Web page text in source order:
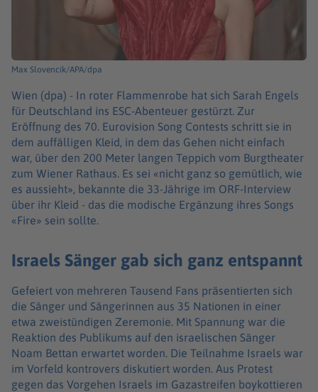
Max Slovencik/APA/dpa
Wien (dpa) - In roter Flammenrobe hat sich Sarah Engels
für Deutschland ins ESC-Abenteuer gestürzt. Zur
Eröffnung des 70. Eurovision Song Contests schritt sie in
dem auffälligen Kleid, in dem das Gehen nicht einfach
war, über den 200 Meter langen Teppich vom Burgtheater
zum Wiener Rathaus. Es sei «nicht ganz so gemütlich, wie
es aussieht», bekannte die 33-Jährige im ORF-Interview
über ihr Kleid - das die modische Ergänzung ihres Songs
«Fire» sein sollte.
Israels Sänger gab sich ganz entspannt
Gefeiert von mehreren Tausend Fans präsentierten sich
die Sänger und Sängerinnen aus 35 Nationen in einer
etwa zweistündigen Zeremonie. Mit Spannung war die
Reaktion des Publikums auf den israelischen Sänger
Noam Bettan erwartet worden. Die Teilnahme Israels war
im Vorfeld kontrovers diskutiert worden. Aus Protest
gegen das Vorgehen Israels im Gazastreifen boykottieren